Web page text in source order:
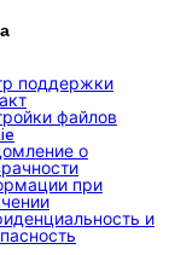
поддержки
файлов
о
при
и